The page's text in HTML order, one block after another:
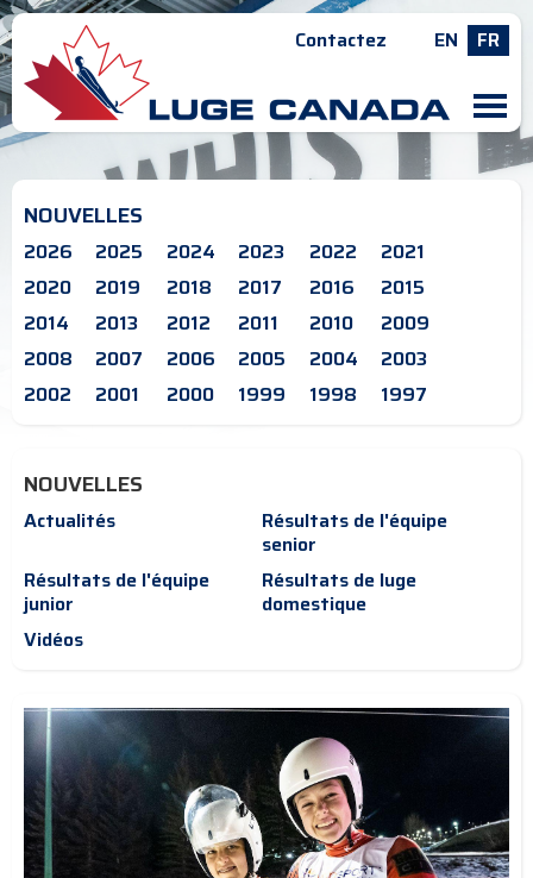
Contactez EN FR
M
NOUVELLES
2026 2025 2024 2023 2022
2021
2020
2019 2018 2017 2016
2015
2014
2013 2012 2011 2010
2009
2008
2007 2006 2005 2004
2003
2002
2001 2000 1999 1998 1997
NOUVELLES
Actualités
Résultats de l'équipe
senior
Résultats de l'équipe
junior
Résultats de luge
domestique
Vidéos